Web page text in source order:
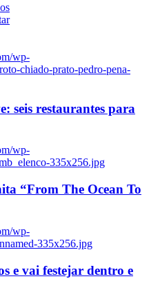
wp-
chiado-prato-pedro-pena-
seis restaurantes para
wp-
335x256.jpg
“From The Ocean To
wp-
335x256.jpg
e vai festejar dentro e